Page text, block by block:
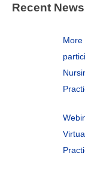
Recent News